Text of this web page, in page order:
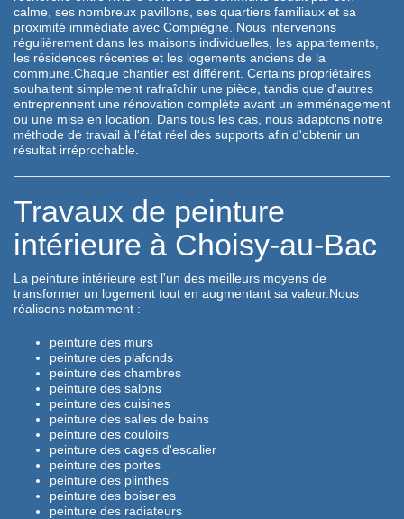
calme, ses nombreux pavillons, ses quartiers familiaux et sa
proximité immédiate avec Compiègne. Nous intervenons
régulièrement dans les maisons individuelles, les appartements,
les résidences récentes et les logements anciens de la
commune.Chaque chantier est différent. Certains propriétaires
souhaitent simplement rafraîchir une pièce, tandis que d'autres
entreprennent une rénovation complète avant un emménagement
ou une mise en location. Dans tous les cas, nous adaptons notre
méthode de travail à l'état réel des supports afin d'obtenir un
résultat irréprochable.
Travaux de peinture
intérieure à Choisy-au-Bac
La peinture intérieure est l'un des meilleurs moyens de
transformer un logement tout en augmentant sa valeur.Nous
réalisons notamment :
peinture des murs
peinture des plafonds
peinture des chambres
peinture des salons
peinture des cuisines
peinture des salles de bains
peinture des couloirs
peinture des cages d'escalier
peinture des portes
peinture des plinthes
peinture des boiseries
peinture des radiateurs